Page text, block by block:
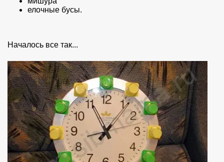
елочные бусы.
Началось все так...